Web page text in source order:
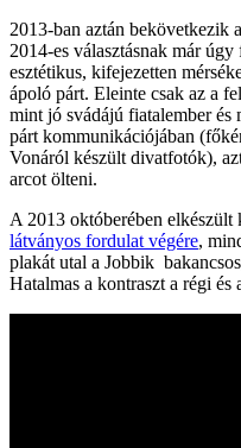
2013-ban aztán bekövetkezik
2014-es választásnak már
esztétikus, kifejezetten
ápoló párt. Eleinte csak az a
mint jó svádájú fiatalember
párt kommunikációjában
Vonáról készült divatfotók),
arcot ölteni.
A 2013 októberében
látványos fordulat végére,
plakát utal a Jobbik
Hatalmas a kontraszt a régi